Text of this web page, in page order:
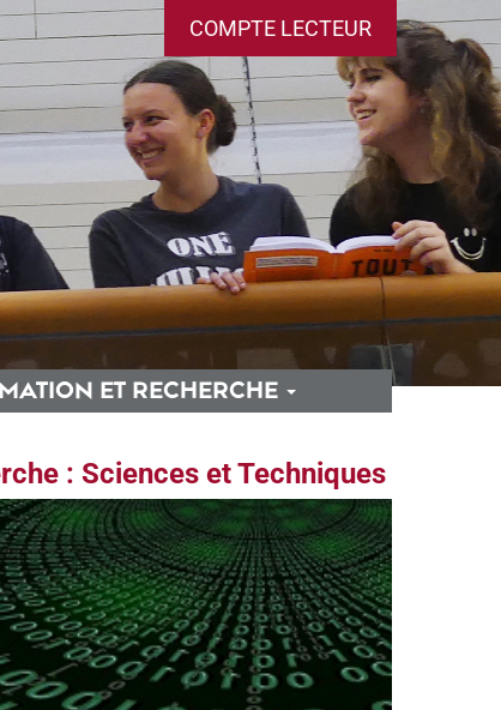
COMPTE LECTEUR
ET RECHERCHE
: Sciences et Techniques